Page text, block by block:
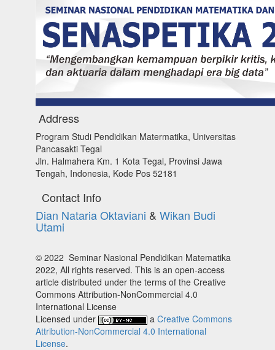
Address
Program Studi Pendidikan Matermatika, Universitas
Pancasakti Tegal
Jln. Halmahera Km. 1 Kota Tegal, Provinsi Jawa
Tengah, Indonesia, Kode Pos 52181
Contact Info
Dian Nataria Oktaviani & Wikan Budi
Utami
© 2022 Seminar Nasional Pendidikan Matematika
2022, All rights reserved. This is an open-access
article distributed under the terms of the Creative
Commons Attribution-NonCommercial 4.0
International License
Licensed under
a Creative Commons
Attribution-NonCommercial 4.0 International
License.